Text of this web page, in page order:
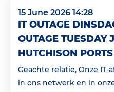
15 June 2026 14:28
IT OUTAGE
OUTAGE TUESDAY
HUTCHISON
Geachte relatie, Onze
in ons netwerk en in